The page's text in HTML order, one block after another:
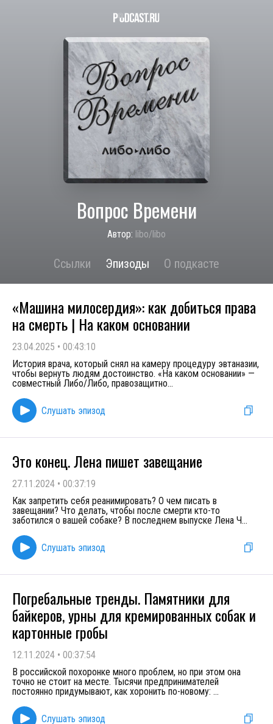
Вопрос Времени
Автор: libo/libo
Ссылки Эпизоды О подкасте
«Машина милосердия»: как добиться права
на смерть | На каком основании
23.04.2025 • 00:43:10
История врача, который снял на камеру процедуру эвтаназии,
чтобы вернуть людям достоинство. «На каком основании» —
совместный Либо/Либо, правозащитно...
Слушать эпизод
Это конец. Лена пишет завещание
27.11.2024 • 00:37:19
Как запретить себя реанимировать? О чем писать в
завещании? Что делать, чтобы после смерти кто-то
заботился о вашей собаке? В последнем выпуске Лена Ч...
Слушать эпизод
Погребальные тренды. Памятники для
байкеров, урны для кремированных собак и
картонные гробы
12.11.2024 • 00:37:54
В российской похоронке много проблем, но при этом она
точно не стоит на месте. Тысячи предпринимателей
постоянно придумывают, как хоронить по-новому: ...
Слушать эпизод